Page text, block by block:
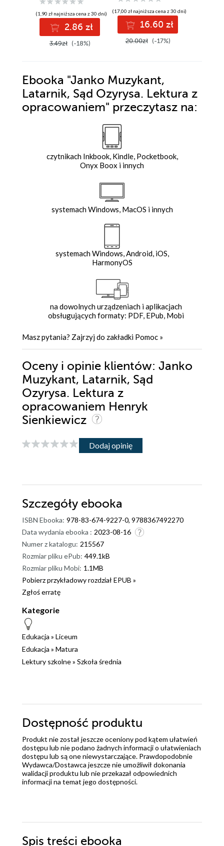
(1,90 zł najniższa cena z 30 dni)
2.86 zł
3.49zł (-18%)
(17,00 zł najniższa cena z 30 dni)
16.60 zł
20.00zł (-17%)
Ebooka "Janko Muzykant,
Latarnik, Sąd Ozyrysa. Lektura z
opracowaniem" przeczytasz na:
czytnikach Inkbook, Kindle, Pocketbook,
Onyx Boox i innych
systemach Windows, MacOS i innych
systemach Windows, Android, iOS,
HarmonyOS
na dowolnych urządzeniach i aplikacjach
obsługujących formaty: PDF, EPub, Mobi
Masz pytania? Zajrzyj do zakładki Pomoc »
Oceny i opinie klientów: Janko
Muzykant, Latarnik, Sąd
Ozyrysa. Lektura z
opracowaniem Henryk
Sienkiewicz
Dodaj opinię
Szczegóły ebooka
ISBN Ebooka: 978-83-674-9227-0, 9788367492270
Data wydania ebooka : 2023-08-16
Numer z katalogu: 215567
Rozmiar pliku ePub: 449.1kB
Rozmiar pliku Mobi: 1.1MB
Pobierz przykładowy rozdział EPUB »
Zgłoś erratę
Kategorie
Edukacja » Liceum
Edukacja » Matura
Lektury szkolne» Szkoła średnia
Dostępność produktu
Produkt nie został jeszcze oceniony pod kątem ułatwień
dostępu lub nie podano żadnych informacji o ułatwieniach
dostępu lub są one niewystarczające. Prawdopodobnie
Wydawca/Dostawca jeszcze nie umożliwił dokonania
walidacji produktu lub nie przekazał odpowiednich
informacji na temat jego dostępności.
Spis treści ebooka